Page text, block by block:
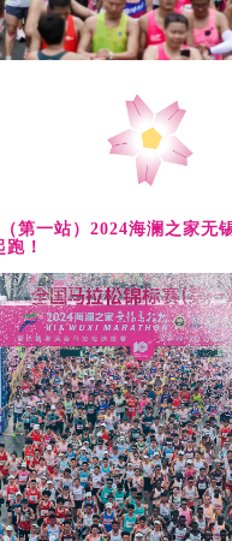
第一站）2024海澜之家无
！